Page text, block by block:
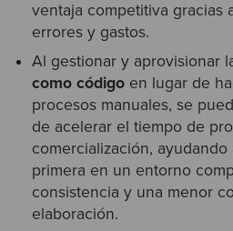
ventaja competitiva gracias
errores y gastos.
Al gestionar y aprovisionar
como código en lugar de
procesos manuales, se
de acelerar el tiempo de
comercialización, ayudando
primera en un entorno
consistencia y una menor
elaboración.